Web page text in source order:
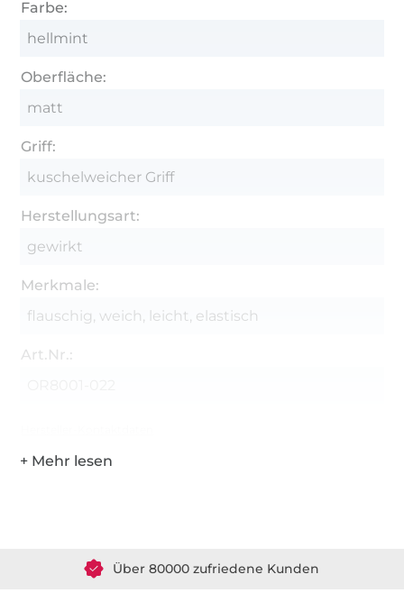
Farbe:
hellmint
Oberfläche:
matt
Griff:
kuschelweicher Griff
Herstellungsart:
gewirkt
Merkmale:
flauschig, weich, leicht, elastisch
Art.Nr.: